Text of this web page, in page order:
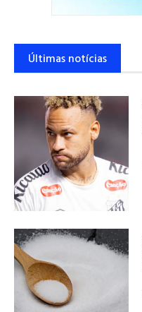
Últimas notícias